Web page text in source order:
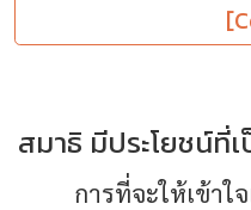
สมาธิ มีประโยชน์
การที่จะให้เข้า